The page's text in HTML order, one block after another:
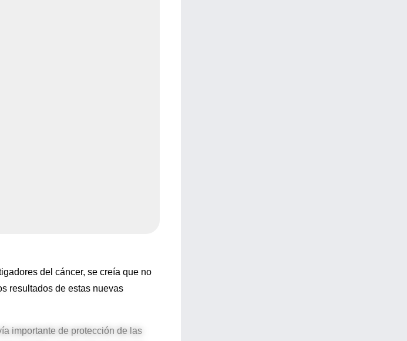
del cáncer, se creía que no
resultados de estas nuevas
importante de protección de las